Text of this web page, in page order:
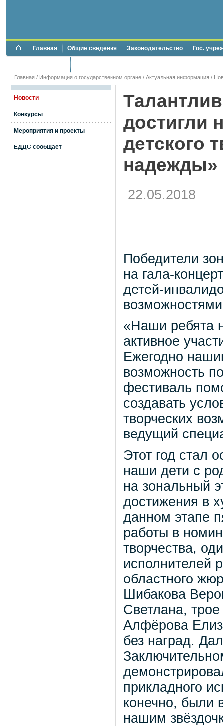
Главная Общие сведения Законодательство Гос.
Главная / Информация о государственном органе / Актуальная информация /
Новости
Конкурсы
Мероприятия и проекты
ЕДДС сообщает
достигли
детского
надежды»
22.05.2018
Победители
на гала-
детей-
«Наши ребята
активное
Ежегодно
возможность
фестиваль
создавать
творческих
ведущий
Этот год стал
наши дети с
на зональный
достижения в
данном этапе
работы в
творчества,
исполнителей
областного
Шибакова
Светлана,
Алфёрова
без наград.
прикладного
конечно, были
нашим